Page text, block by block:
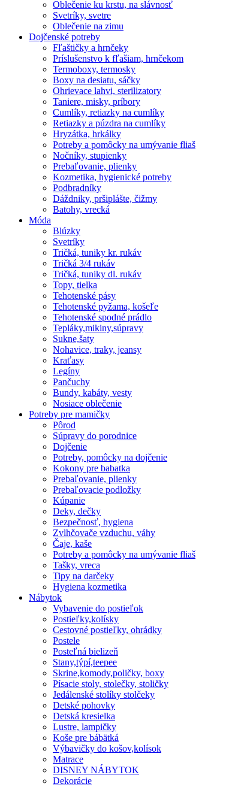
Oblečenie ku krstu, na slávnosť
Svetríky, svetre
Oblečenie na zimu
Dojčenské potreby
Fľaštičky a hrnčeky
Príslušenstvo k fľašiam, hrnčekom
Termoboxy, termosky
Boxy na desiatu, sáčky
Ohrievace lahvi, sterilizatory
Taniere, misky, príbory
Cumlíky, retiazky na cumlíky
Retiazky a púzdra na cumlíky
Hryzátka, hrkálky
Potreby a pomôcky na umývanie fliaš
Nočníky, stupienky
Prebaľovanie, plienky
Kozmetika, hygienické potreby
Podbradníky
Dáždniky, pršiplášte, čižmy
Batohy, vrecká
Móda
Blúzky
Svetríky
Tričká, tuniky kr. rukáv
Tričká 3/4 rukáv
Tričká, tuniky dl. rukáv
Topy, tielka
Tehotenské pásy
Tehotenské pyžama, košeľe
Tehotenské spodné prádlo
Tepláky,mikiny,súpravy
Sukne,šaty
Nohavice, traky, jeansy
Kraťasy
Legíny
Pančuchy
Bundy, kabáty, vesty
Nosiace oblečenie
Potreby pre mamičky
Pôrod
Súpravy do porodnice
Dojčenie
Potreby, pomôcky na dojčenie
Kokony pre babatka
Prebaľovanie, plienky
Prebaľovacie podložky
Kúpanie
Deky, dečky
Bezpečnosť, hygiena
Zvlhčovače vzduchu, váhy
Čaje, kaše
Potreby a pomôcky na umývanie fliaš
Tašky, vreca
Tipy na darčeky
Hygiena kozmetika
Nábytok
Vybavenie do postieľok
Postieľky,kolísky
Cestovné postieľky, ohrádky
Postele
Posteľná bielizeň
Stany,týpí,teepee
Skrine,komody,poličky, boxy
Písacie stoly, stolečky, stoličky
Jedálenské stolíky stolčeky
Detské pohovky
Detská kresielka
Lustre, lampičky
Koše pre bábätká
Výbavičky do košov,kolísok
Matrace
DISNEY NÁBYTOK
Dekorácie